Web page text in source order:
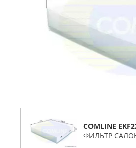
COMLINE
ФИЛЬТР